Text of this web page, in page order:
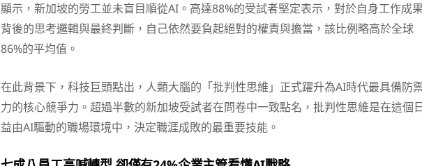
顯示，新加坡的勞工並未盲目順從AI。高達88%的受試者堅定表示，對於自身工作成果
背後的思考邏輯與最終判斷，自己依然要負起絕對的權責與擔當，該比例略高於全球
86%的平均值。
在此背景下，科技巨頭點出，人類大腦的「批判性思維」正式躍升為AI時代最具備防
力的核心競爭力。超過半數的新加坡受試者在問卷中一致點名，批判性思維是在這個
益由AI驅動的職場環境中，決定職涯成敗的最重要技能。